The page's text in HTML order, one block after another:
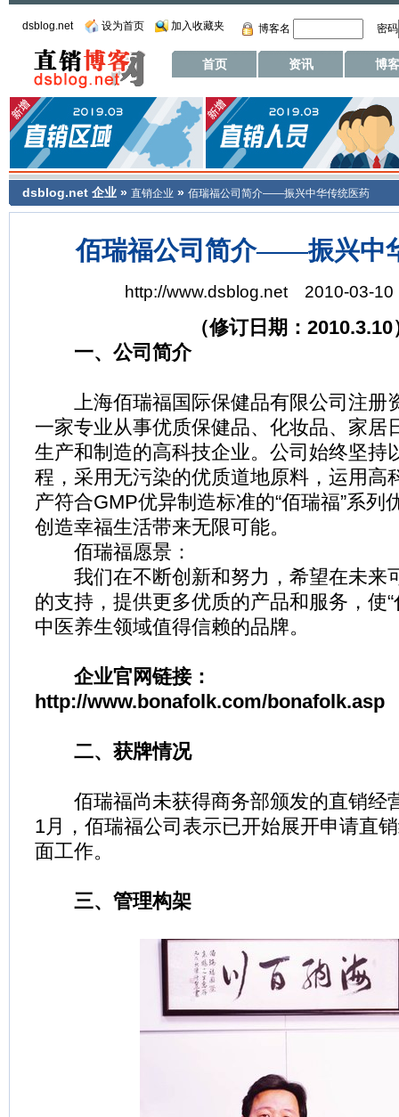
dsblog.net 设为首页 加入收藏夹 博客名 密码
首页 资讯 博客
dsblog.net 企业 » 直销企业 » 佰瑞福公司简介——振兴中华传统医药
佰瑞福公司简介——振兴中
http://www.dsblog.net 2010-03-10
（修订日期：2010.3.10
一、公司简介
上海佰瑞福国际保健品有限公司注册
一家专业从事优质保健品、化妆品、家居
生产和制造的高科技企业。公司始终坚持
程，采用无污染的优质道地原料，运用高
产符合GMP优异制造标准的“佰瑞福”系列
创造幸福生活带来无限可能。
佰瑞福愿景：
我们在不断创新和努力，希望在未来
的支持，提供更多优质的产品和服务，使
中医养生领域值得信赖的品牌。
企业官网链接：
http://www.bonafolk.com/bonafolk.asp
二、获牌情况
佰瑞福尚未获得商务部颁发的直销经
1月，佰瑞福公司表示已开始展开申请直
面工作。
三、管理构架